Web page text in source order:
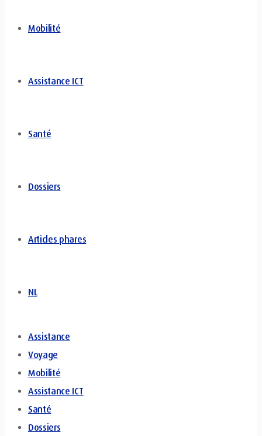
Mobilité
Assistance ICT
Santé
Dossiers
Articles phares
NL
Assistance
Voyage
Mobilité
Assistance ICT
Santé
Dossiers